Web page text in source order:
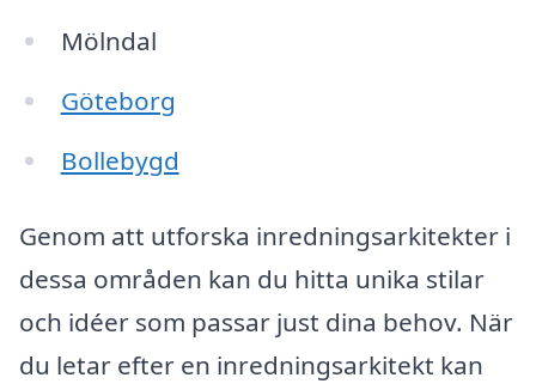
Mölndal
Göteborg
Bollebygd
Genom att utforska inredningsarkitekter i
dessa områden kan du hitta unika stilar
och idéer som passar just dina behov. När
du letar efter en inredningsarkitekt kan